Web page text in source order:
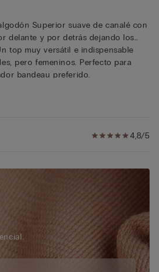
Superior suave de canalé con
delante y por detrás dejando los
top muy versátil e indispensable
pero femeninos. Perfecto para
bandeau preferido.
4,8/5